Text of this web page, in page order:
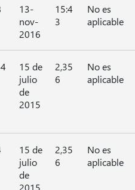
13-
nov-
2016
15:4
3
No es
aplicable
15 de
julio
de
2015
2,35
6
No es
aplicable
15 de
julio
de
2015
2,35
6
No es
aplicable